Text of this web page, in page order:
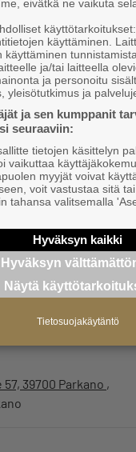
postituslistalle ja
mukaan!
Parkanon
TÄSTÄ MUKAAN
39700 Parkano ,
eivätkä ne vaikuta
käyttötarkoitukset:
käyttäminen.
käyttäminen
ja/tai laitteella
ja personoitu
yleisötutkimus ja
ja sen kumppanit
seuraaviin:
tietojen käsittelyn
vaikuttaa
myyjät voivat
voit vastustaa sitä
tahansa valitsemalla
Hyväksyn kaikki
Hyväksyn
Näytä
Tietosuojakäytäntö